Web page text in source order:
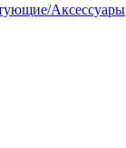
Аксессуары